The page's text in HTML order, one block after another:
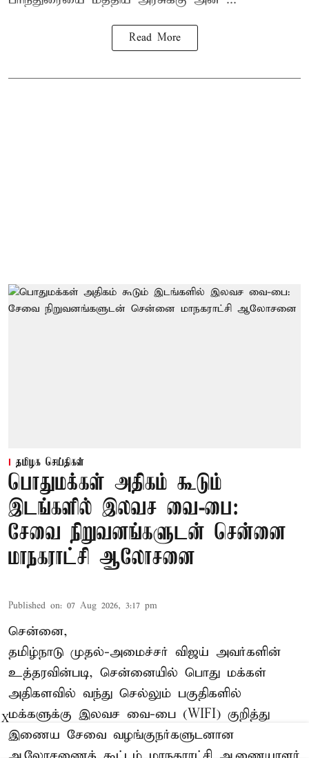
Read More
தமிழக செய்திகள்
பொதுமக்கள் அதிகம் கூடும்
இடங்களில் இலவச வை-பை:
சேவை நிறுவனங்களுடன் சென்னை
மாநகராட்சி ஆலோசனை
Published on: 07 Aug 2026, 3:17 pm
சென்னை,
தமிழ்நாடு முதல்-அமைச்சர் விஜய் அவர்களின்
உத்தரவின்படி, சென்னையில் பொது மக்கள்
அதிகளவில் வந்து செல்லும் பகுதிகளில்
மக்களுக்கு இலவச வை-பை (WIFI) குறித்து
இணைய சேவை வழங்குநர்களுடனான
X